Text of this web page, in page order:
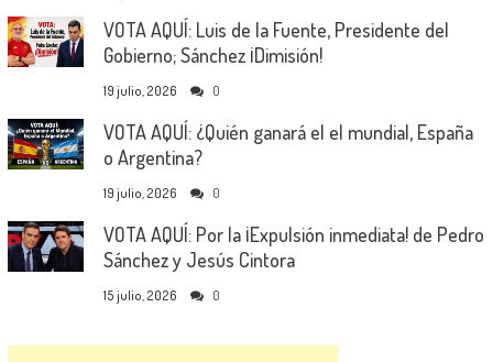
VOTA AQUÍ: Luis de la Fuente, Presidente del
Gobierno; Sánchez ¡Dimisión!
19 julio, 2026 0
VOTA AQUÍ: ¿Quién ganará el el mundial, España
o Argentina?
19 julio, 2026 0
VOTA AQUÍ: Por la ¡Expulsión inmediata! de Pedro
Sánchez y Jesús Cintora
15 julio, 2026 0